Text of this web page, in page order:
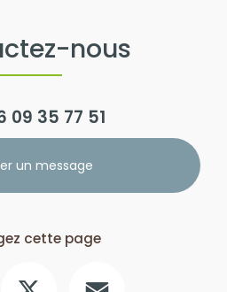
nous
09 35 77 51
un message
cette page